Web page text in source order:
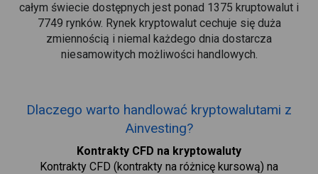
całym świecie dostępnych jest ponad 1375 kruptowalut i
7749 rynków. Rynek kryptowalut cechuje się duża
zmiennością i niemal każdego dnia dostarcza
niesamowitych możliwości handlowych.
Dlaczego warto handlować kryptowalutami z
Ainvesting?
Kontrakty CFD na kryptowaluty
Kontrakty CFD (kontrakty na różnicę kursową) na